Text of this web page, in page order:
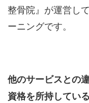
整骨院』が運営し
ーニングです。
他のサービスとの
資格を所持してい